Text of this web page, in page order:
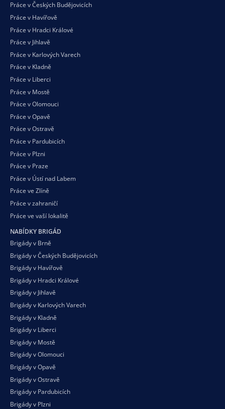
Práce v Českých Budějovicích
Práce v Havířově
Práce v Hradci Králové
Práce v Jihlavě
Práce v Karlových Varech
Práce v Kladně
Práce v Liberci
Práce v Mostě
Práce v Olomouci
Práce v Opavě
Práce v Ostravě
Práce v Pardubicích
Práce v Plzni
Práce v Praze
Práce v Ústí nad Labem
Práce ve Zlíně
Práce v zahraničí
Práce ve vaší lokalitě
NABÍDKY BRIGÁD
Brigády v Brně
Brigády v Českých Budějovicích
Brigády v Havířově
Brigády v Hradci Králové
Brigády v Jihlavě
Brigády v Karlových Varech
Brigády v Kladně
Brigády v Liberci
Brigády v Mostě
Brigády v Olomouci
Brigády v Opavě
Brigády v Ostravě
Brigády v Pardubicích
Brigády v Plzni